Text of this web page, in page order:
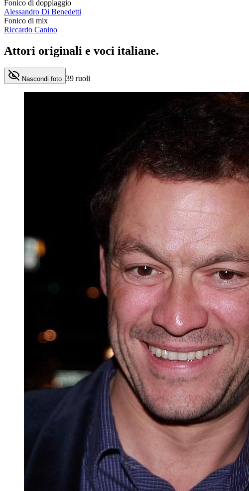
Fonico di doppiaggio
Alessandro Di Benedetti
Fonico di mix
Riccardo Canino
Attori originali e voci italiane.
Nascondi foto 39 ruoli